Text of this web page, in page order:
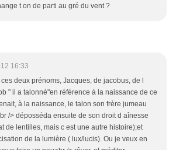
t on de parti au gré du vent ?
16:33
deux prénoms, Jacques, de jacobus, de l
" il a talonné"en référence à la naissance de ce
à la naissance, le talon son frère jumeau
/> déposséda ensuite de son droit d aînesse
de lentilles, mais c est une autre histoire);et
de la lumière ( lux/lucis). Ou je veux en